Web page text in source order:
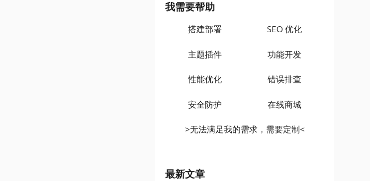
我需要帮助
搭建部署
主题插件
性能优化
安全防护
SEO 优化
功能开发
错误排查
在线商城
>无法满足我的需求，需要定制<
最新文章